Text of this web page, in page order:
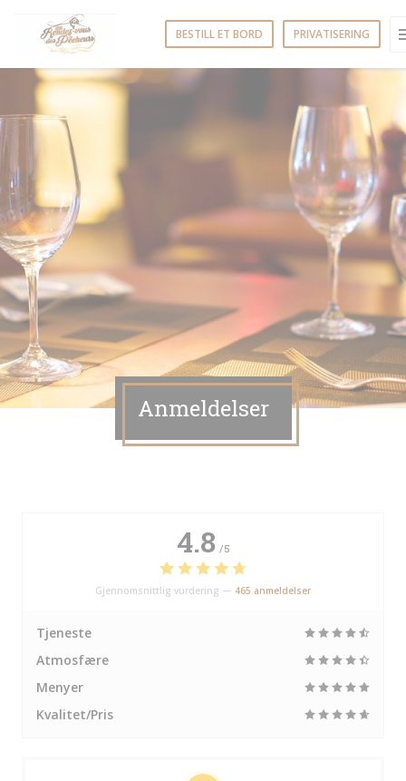
BESTILL ET BORD PRIVATISERING
Anmeldelser
4.8 /5
Gjennomsnittlig vurdering — 465 anmeldelser
Tjeneste
Atmosfære
Menyer
Kvalitet/Pris